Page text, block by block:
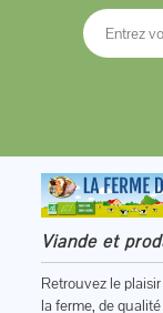
Viande et
Retrouvez le
la ferme, de